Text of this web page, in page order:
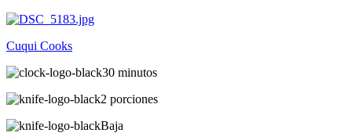
Cuqui Cooks
30 minutos
2 porciones
Baja